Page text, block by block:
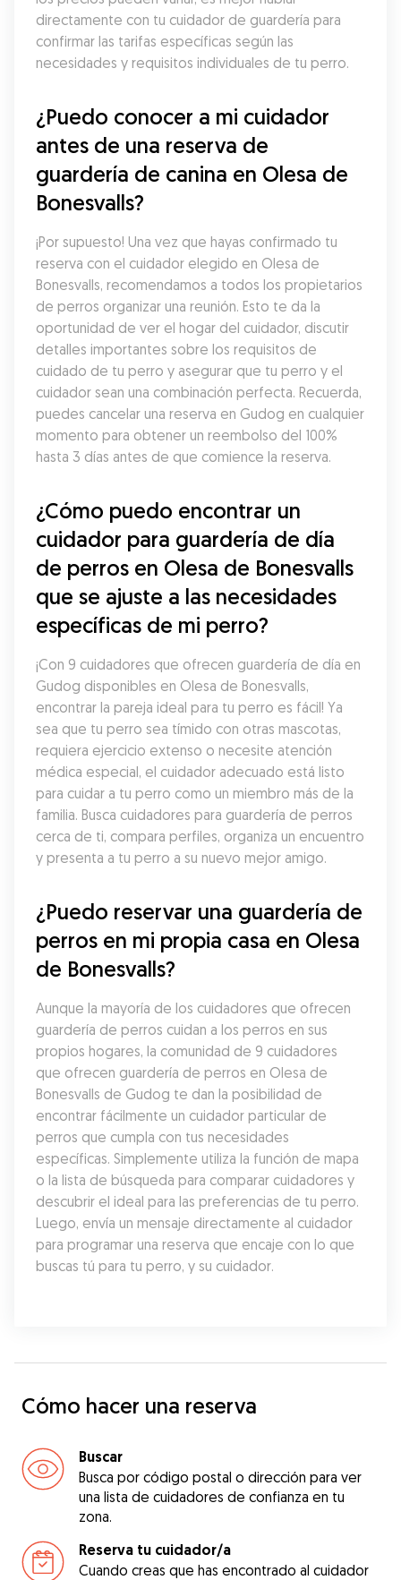
directamente con tu cuidador de guardería para
confirmar las tarifas específicas según las
necesidades y requisitos individuales de tu perro.
¿Puedo conocer a mi cuidador
antes de una reserva de
guardería de canina en Olesa de
Bonesvalls?
¡Por supuesto! Una vez que hayas confirmado tu
reserva con el cuidador elegido en Olesa de
Bonesvalls, recomendamos a todos los propietarios
de perros organizar una reunión. Esto te da la
oportunidad de ver el hogar del cuidador, discutir
detalles importantes sobre los requisitos de
cuidado de tu perro y asegurar que tu perro y el
cuidador sean una combinación perfecta. Recuerda,
puedes cancelar una reserva en Gudog en cualquier
momento para obtener un reembolso del 100%
hasta 3 días antes de que comience la reserva.
¿Cómo puedo encontrar un
cuidador para guardería de día
de perros en Olesa de Bonesvalls
que se ajuste a las necesidades
específicas de mi perro?
¡Con 9 cuidadores que ofrecen guardería de día en
Gudog disponibles en Olesa de Bonesvalls,
encontrar la pareja ideal para tu perro es fácil! Ya
sea que tu perro sea tímido con otras mascotas,
requiera ejercicio extenso o necesite atención
médica especial, el cuidador adecuado está listo
para cuidar a tu perro como un miembro más de la
familia. Busca cuidadores para guardería de perros
cerca de ti, compara perfiles, organiza un encuentro
y presenta a tu perro a su nuevo mejor amigo.
¿Puedo reservar una guardería de
perros en mi propia casa en Olesa
de Bonesvalls?
Aunque la mayoría de los cuidadores que ofrecen
guardería de perros cuidan a los perros en sus
propios hogares, la comunidad de 9 cuidadores
que ofrecen guardería de perros en Olesa de
Bonesvalls de Gudog te dan la posibilidad de
encontrar fácilmente un cuidador particular de
perros que cumpla con tus necesidades
específicas. Simplemente utiliza la función de mapa
o la lista de búsqueda para comparar cuidadores y
descubrir el ideal para las preferencias de tu perro.
Luego, envía un mensaje directamente al cuidador
para programar una reserva que encaje con lo que
buscas tú para tu perro, y su cuidador.
Cómo hacer una reserva
Buscar
Busca por código postal o dirección para ver
una lista de cuidadores de confianza en tu
zona.
Reserva tu cuidador/a
Cuando creas que has encontrado al cuidador